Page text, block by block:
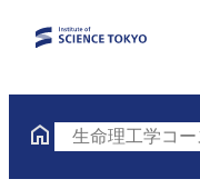
生命理工学コー